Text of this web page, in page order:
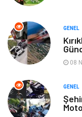
GENEL
08
GENEL